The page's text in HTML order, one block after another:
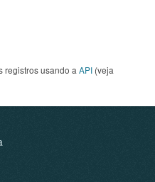
registros usando a API (veja